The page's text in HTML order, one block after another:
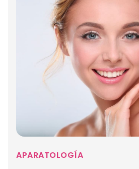
APARATOLOGÍA